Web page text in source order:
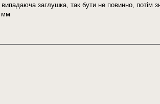
заглушка, так бути не повинно, потім
мм